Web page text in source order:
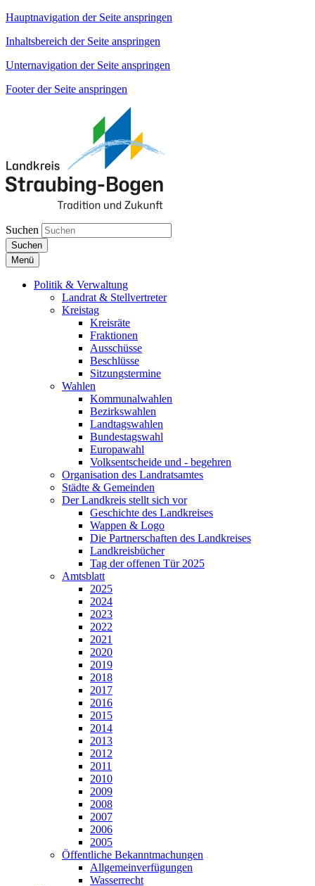
Hauptnavigation der Seite anspringen
Inhaltsbereich der Seite anspringen
Unternavigation der Seite anspringen
Footer der Seite anspringen
Suchen
Suchen
Menü
Politik & Verwaltung
Landrat & Stellvertreter
Kreistag
Kreisräte
Fraktionen
Ausschüsse
Beschlüsse
Sitzungstermine
Wahlen
Kommunalwahlen
Bezirkswahlen
Landtagswahlen
Bundestagswahl
Europawahl
Volksentscheide und - begehren
Organisation des Landratsamtes
Städte & Gemeinden
Der Landkreis stellt sich vor
Geschichte des Landkreises
Wappen & Logo
Die Partnerschaften des Landkreises
Landkreisbücher
Tag der offenen Tür 2025
Amtsblatt
2025
2024
2023
2022
2021
2020
2019
2018
2017
2016
2015
2014
2013
2012
2011
2010
2009
2008
2007
2006
2005
Öffentliche Bekanntmachungen
Allgemeinverfügungen
Wasserrecht